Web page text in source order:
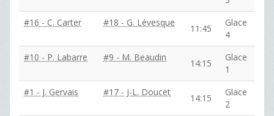
#16 - C. Carter
#18 - G. Lévesque
11:45
Glace
4
#10 - P. Labarre
#9 - M. Beaudin
14:15
Glace
1
#1 - J. Gervais
#17 - J-L. Doucet
14:15
Glace
2